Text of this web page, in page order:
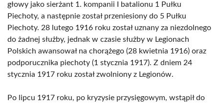
głowy jako sierżant 1. kompanii I batalionu 1 Pułku
Piechoty, a następnie został przeniesiony do 5 Pułku
Piechoty. 28 lutego 1916 roku został uznany za niezdolnego
do żadnej służby, jednak w czasie służby w Legionach
Polskich awansował na chorążego (28 kwietnia 1916) oraz
podporucznika piechoty (1 stycznia 1917). Z dniem 24
stycznia 1917 roku został zwolniony z Legionów.
Po lipcu 1917 roku, po kryzysie przysięgowym, wstąpił do